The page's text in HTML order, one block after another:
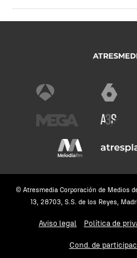
© Atresmedia Corporación de Medios
13, 28703, S.S. de los Reyes,
Aviso legal Política de
Cond. de